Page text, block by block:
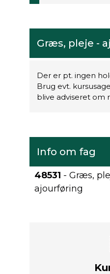
Græs, pleje -
Der er pt. ingen
Brug evt.
blive adviseret om
Info om fag
48531 - Græs,
ajourføring